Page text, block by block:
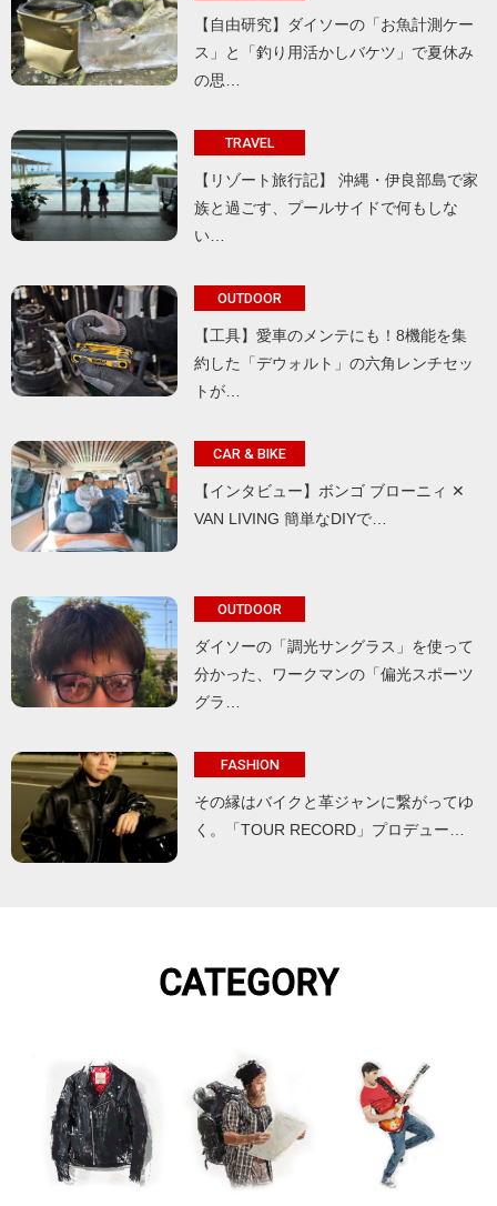
【自由研究】ダイソーの「お魚計測ケー
ス」と「釣り用活かしバケツ」で夏休み
の思…
TRAVEL
【リゾート旅行記】 沖縄・伊良部島で家
族と過ごす、プールサイドで何もしな
い…
OUTDOOR
【工具】愛車のメンテにも！8機能を集
約した「デウォルト」の六角レンチセッ
トが…
CAR & BIKE
【インタビュー】ボンゴ ブローニィ ✕
VAN LIVING 簡単なDIYで…
OUTDOOR
ダイソーの「調光サングラス」を使って
分かった、ワークマンの「偏光スポーツ
グラ…
FASHION
その縁はバイクと革ジャンに繋がってゆ
く。「TOUR RECORD」プロデュー…
CATEGORY